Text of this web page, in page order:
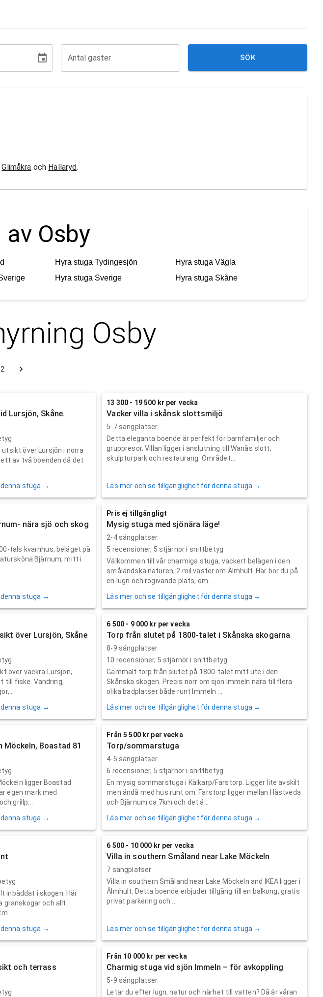
Antal gäster SÖK
Glimåkra och Hallaryd.
Osby
Hyra stuga Tydingesjön Hyra stuga Vägla
Hyra stuga Sverige Hyra stuga Skåne
Osby
2
Lursjön, Skåne.
över Lursjön i norra
ett av två boenden då det
stuga →
13 300 - 19 500 kr per vecka
Vacker villa i skånsk slottsmiljö
5-7 sängplatser
Detta eleganta boende är perfekt för barnfamiljer och
gruppresor. Villan ligger i anslutning till Wanås slott,
skulpturpark och restaurang. Området...
Läs mer och se tillgänglighet för denna stuga →
nära sjö och skog
tals kvarnhus, beläget på
Bjärnum, mitt i
stuga →
Pris ej tillgängligt
Mysig stuga med sjönära läge!
2-4 sängplatser
5 recensioner, 5 stjärnor i snittbetyg
Välkommen till vår charmiga stuga, vackert belägen i den
småländska naturen, 2 mil väster om Älmhult. Här bor du på
en lugn och rogivande plats, om...
Läs mer och se tillgänglighet för denna stuga →
över Lursjön, Skåne
över vackra Lursjön,
till fiske. Vandring,
stuga →
6 500 - 9 000 kr per vecka
Torp från slutet på 1800-talet i Skånska skogarna
8-9 sängplatser
10 recensioner, 5 stjärnor i snittbetyg
Gammalt torp från slutet på 1800-talet mitt ute i den
Skånska skogen. Precis norr om sjön Immeln nära till flera
olika badplatser både runt Immeln ...
Läs mer och se tillgänglighet för denna stuga →
Boastad 81
ligger Boastad
egen mark med
grillp...
stuga →
Från 5 500 kr per vecka
Torp/sommarstuga
4-5 sängplatser
6 recensioner, 5 stjärnor i snittbetyg
En mysig sommarstuga i Kälkarp/Farstorp. Ligger lite avskilt
men ändå med hus runt om. Farstorp ligger mellan Hästveda
och Bjärnum ca 7km och det ä...
Läs mer och se tillgänglighet för denna stuga →
inbäddat i skogen. Här
granskogar och allt
stuga →
6 500 - 10 000 kr per vecka
Villa in southern Småland near Lake Möckeln
7 sängplatser
Villa in southern Småland near Lake Möckeln and IKEA ligger i
Älmhult. Detta boende erbjuder tillgång till en balkong, gratis
privat parkering och ...
Läs mer och se tillgänglighet för denna stuga →
och terrass
Från 10 000 kr per vecka
Charmig stuga vid sjön Immeln – för avkoppling
5-9 sängplatser
Letar du efter lugn, natur och närhet till vatten? Då är våran